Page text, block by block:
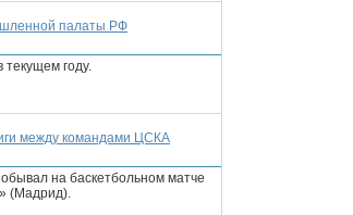
палаты РФ
году.
между командами ЦСКА
на баскетбольном матче
(Мадрид).